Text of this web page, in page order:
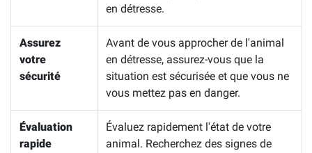
en détresse.
Assurez
votre
sécurité
Avant de vous approcher de l'animal
en détresse, assurez-vous que la
situation est sécurisée et que vous ne
vous mettez pas en danger.
Évaluation
rapide
Évaluez rapidement l'état de votre
animal. Recherchez des signes de